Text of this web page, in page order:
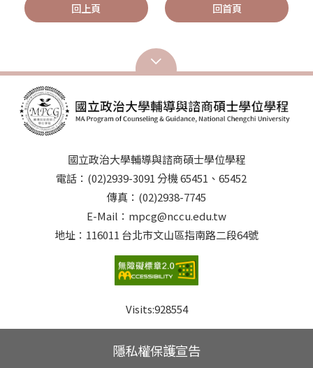
回上頁 回首頁
國立政治大學輔導與諮商碩士學位學程
電話：(02)2939-3091 分機 65451、65452
傳真：(02)2938-7745
E-Mail：mpcg@nccu.edu.tw
地址：116011 台北市文山區指南路二段64號
Visits:928554
隱私權保護宣告